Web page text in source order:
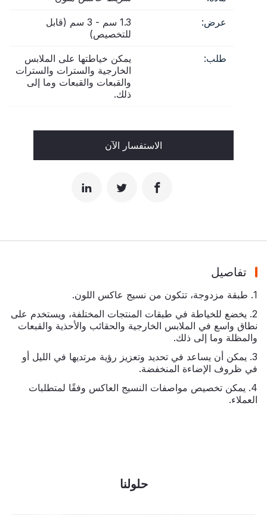
عرض:
1.3 سم - 3 سم (قابل
للتخصيص)
طلب:
يمكن خياطتها على الملابس
الخارجية والسترات والسترات
والقبعات والقبعات وما إلى
ذلك.
الاستفسار الآن
تفاصيل
1. طبقة مزدوجة، تتكون من نسيج عاكس اللون.
2. يخضع للخياطة في طبقات المنتجات المختلفة، ويستخدم على
نطاق واسع في الملابس الخارجية والحقائب والأحذية والقبعات
والمظلة وما إلى ذلك.
3. يمكن أن يساعد في تحديد وتعزيز رؤية مرتديها في الليل أو
في ظروف الإضاءة المنخفضة.
4. يمكن تخصيص مواصفات النسيج العاكس وفقًا لمتطلبات
العملاء.
حلولنا